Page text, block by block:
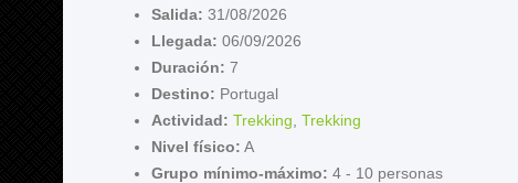
Salida: 31/08/2026
Llegada: 06/09/2026
Duración: 7
Destino: Portugal
Actividad: Trekking Trekking
Nivel físico: A
Grupo mínimo-máximo: 4 - 10 personas